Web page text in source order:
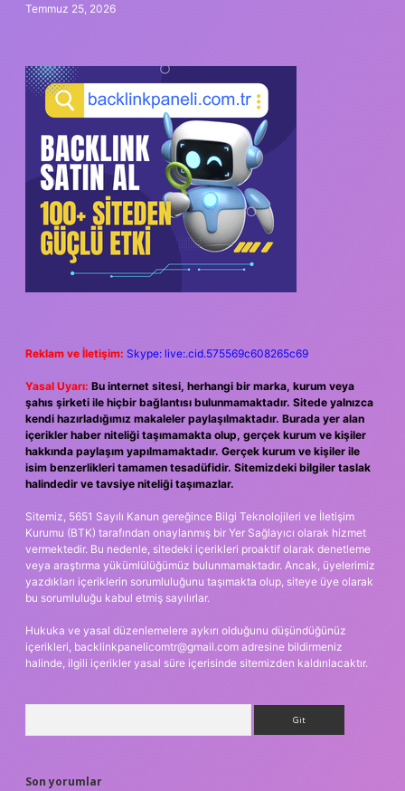
Temmuz 25, 2026
Reklam ve İletişim: Skype: live:.cid.575569c608265c69
Yasal Uyarı: Bu internet sitesi, herhangi bir marka, kurum veya
şahıs şirketi ile hiçbir bağlantısı bulunmamaktadır. Sitede yalnızca
kendi hazırladığımız makaleler paylaşılmaktadır. Burada yer alan
içerikler haber niteliği taşımamakta olup, gerçek kurum ve kişiler
hakkında paylaşım yapılmamaktadır. Gerçek kurum ve kişiler ile
isim benzerlikleri tamamen tesadüfidir. Sitemizdeki bilgiler taslak
halindedir ve tavsiye niteliği taşımazlar.
Sitemiz, 5651 Sayılı Kanun gereğince Bilgi Teknolojileri ve İletişim
Kurumu (BTK) tarafından onaylanmış bir Yer Sağlayıcı olarak hizmet
vermektedir. Bu nedenle, sitedeki içerikleri proaktif olarak denetleme
veya araştırma yükümlülüğümüz bulunmamaktadır. Ancak, üyelerimiz
yazdıkları içeriklerin sorumluluğunu taşımakta olup, siteye üye olarak
bu sorumluluğu kabul etmiş sayılırlar.
Hukuka ve yasal düzenlemelere aykırı olduğunu düşündüğünüz
içerikleri, backlinkpanelicomtr@gmail.com adresine bildirmeniz
halinde, ilgili içerikler yasal süre içerisinde sitemizden kaldırılacaktır.
Son yorumlar